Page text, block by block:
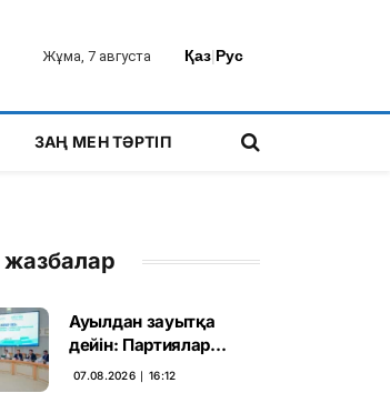
Жұма, 7 августа Қаз|Рус
ЗАҢ МЕН ТӘРТІП
Ауылдан зауытқа
дейін: Партиялар
сайлаушымен бетпе-
07.08.2026 ∣ 16:12